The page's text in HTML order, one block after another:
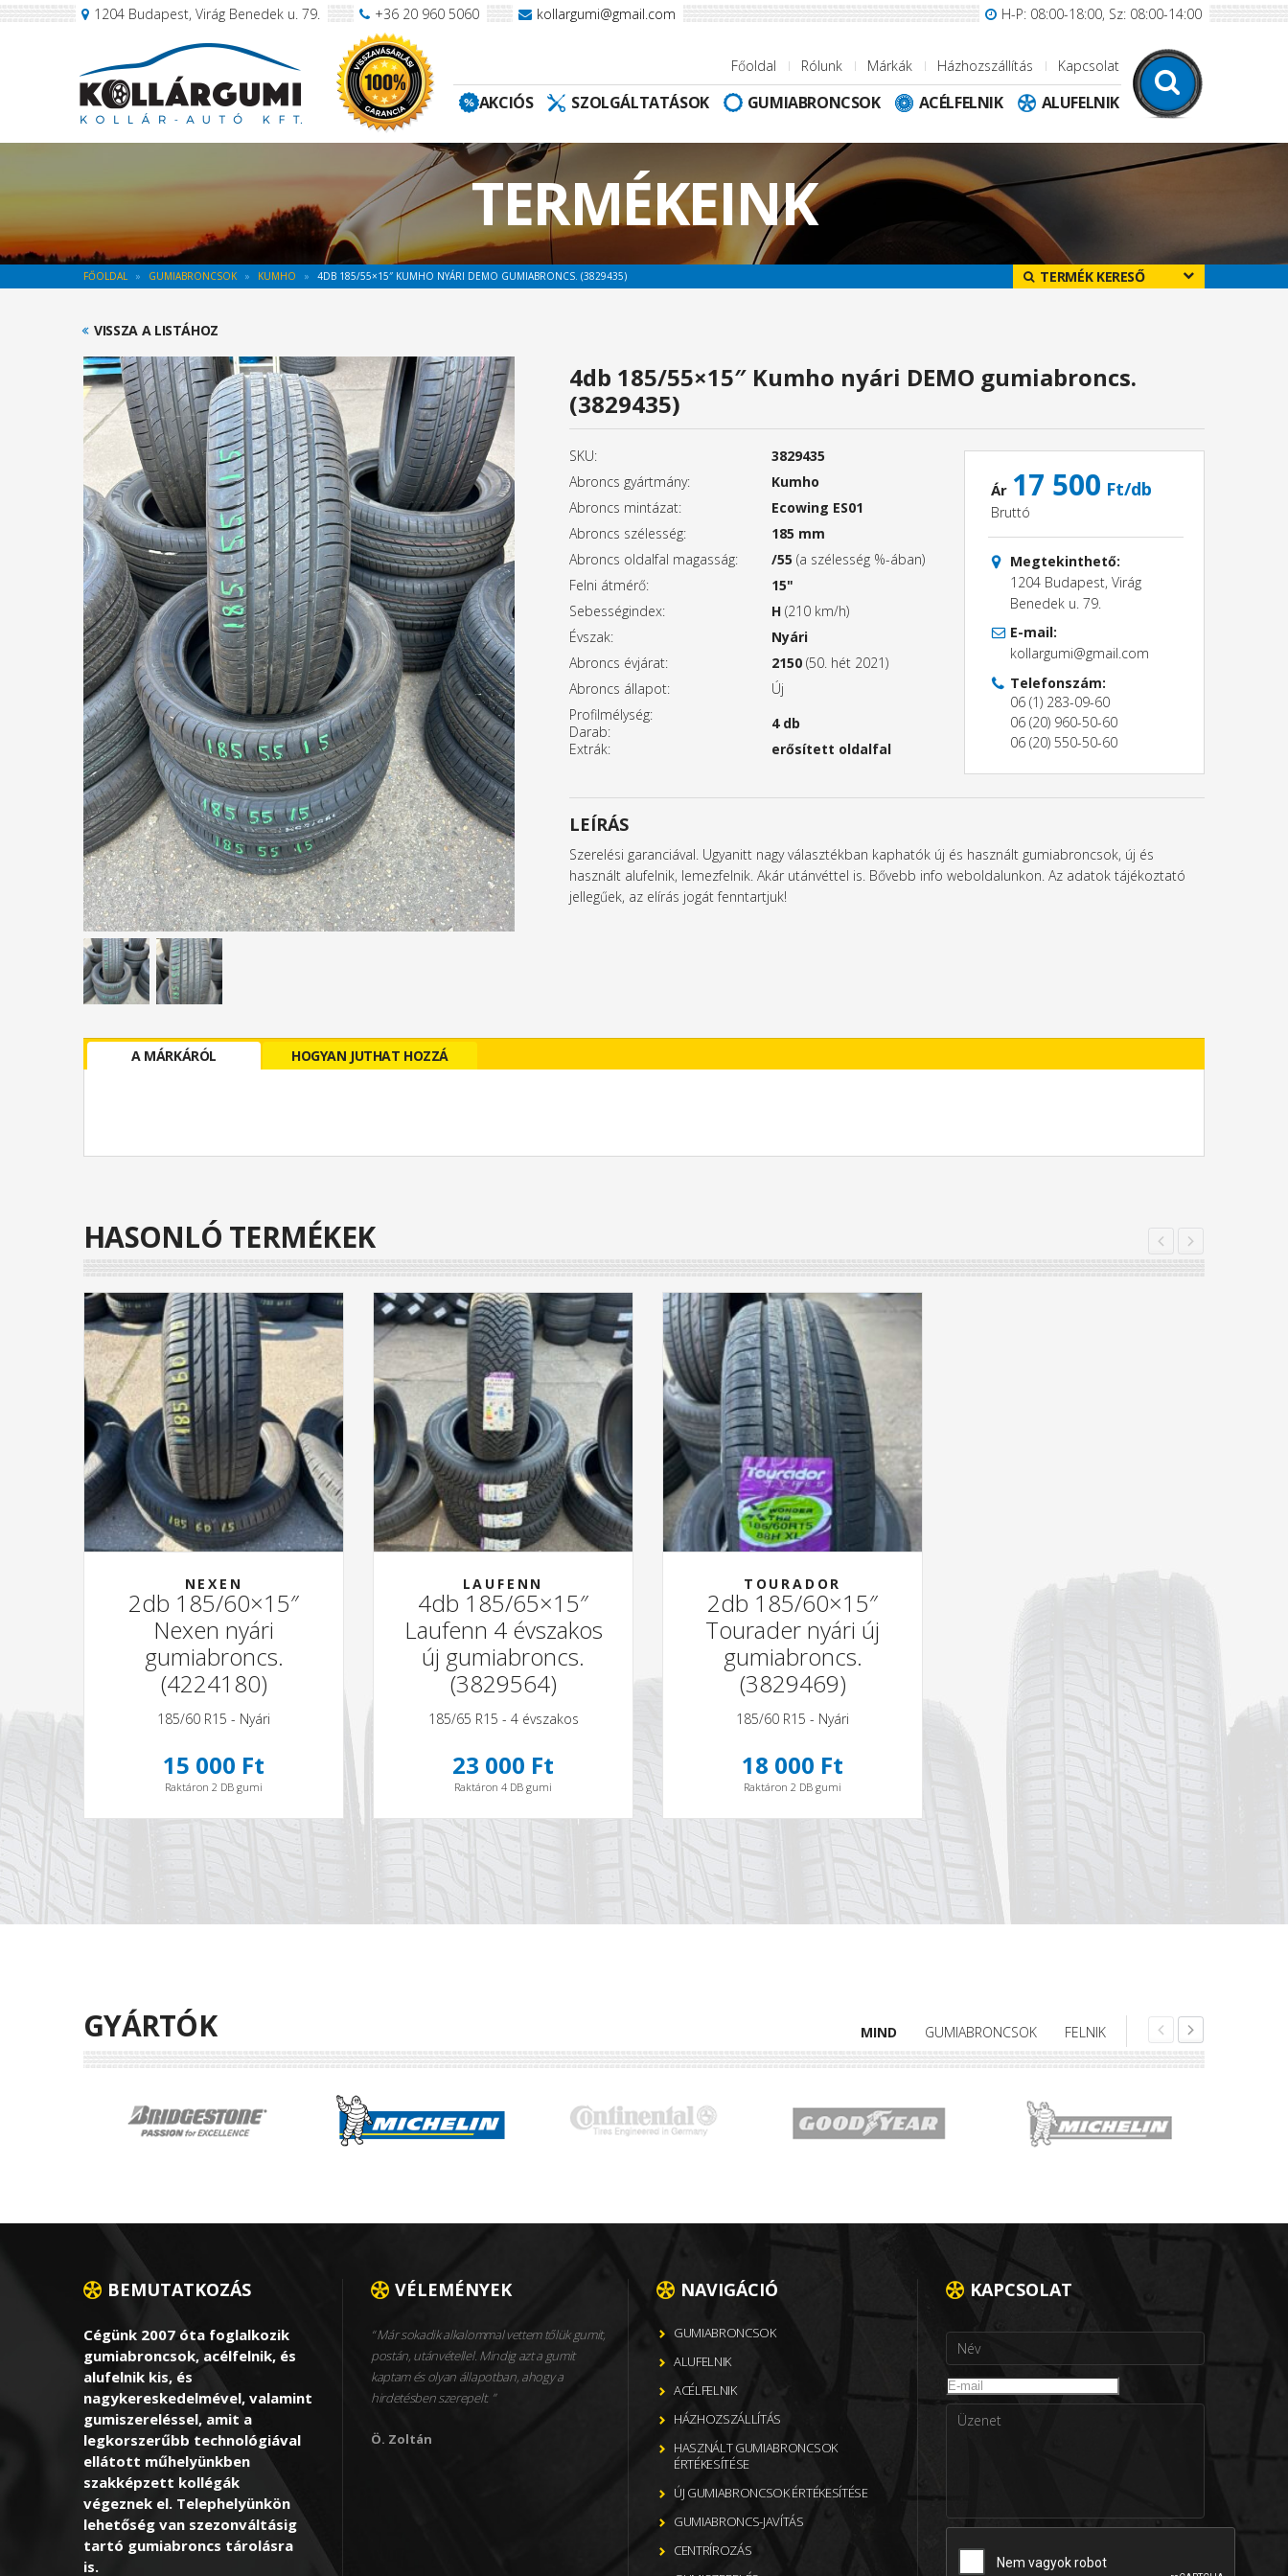
1204 Budapest, Virág Benedek u. 79. +36 20 960 5060 kollargumi@gmail.com H-P: 08:00-18:00, Sz: 08:00-14:00
Főoldal Rólunk Márkák Házhozszállítás Kapcsolat
AKCIÓS SZOLGÁLTATÁSOK GUMIABRONCSOK ACÉLFELNIK ALUFELNIK
TERMÉKEINK
FŐOLDAL GUMIABRONCSOK KUMHO 4DB 185/55×15″ KUMHO NYÁRI DEMO GUMIABRONCS. (3829435) TERMÉK KERESŐ
VISSZA A LISTÁHOZ
4db 185/55×15″ Kumho nyári DEMO gumiabroncs.
(3829435)
SKU:
3829435
Abroncs gyártmány:
Kumho
Abroncs mintázat:
Ecowing ES01
Abroncs szélesség:
185 mm
Abroncs oldalfal magasság:
/55 (a szélesség %-ában)
Felni átmérő:
15"
Sebességindex:
H(210 km/h)
Évszak:
Nyári
Abroncs évjárat:
2150 (50. hét 2021)
Abroncs állapot:
Új
Profilmélység:
Darab:
4 db
Extrák:
erősített oldalfal
Ár 17 500 Ft/db
Bruttó
Megtekinthető:
1204 Budapest, Virág
Benedek u. 79.
E-mail:
kollargumi@gmail.com
Telefonszám:
06 (1) 283-09-60
06 (20) 960-50-60
06 (20) 550-50-60
LEÍRÁS
Szerelési garanciával. Ugyanitt nagy választékban kaphatók új és használt gumiabroncsok, új és
használt alufelnik, lemezfelnik. Akár utánvéttel is. Bővebb info weboldalunkon. Az adatok tájékoztató
jellegűek, az elírás jogát fenntartjuk!
A MÁRKÁRÓL HOGYAN JUTHAT HOZZÁ
HASONLÓ TERMÉKEK
NEXEN
2db 185/60×15″
Nexen nyári
gumiabroncs.
(4224180)
185/60 R15 - Nyári
15 000 Ft
Raktáron 2 DB gumi
LAUFENN
4db 185/65×15″
Laufenn 4 évszakos
új gumiabroncs.
(3829564)
185/65 R15 - 4 évszakos
23 000 Ft
Raktáron 4 DB gumi
TOURADOR
2db 185/60×15″
Tourader nyári új
gumiabroncs.
(3829469)
185/60 R15 - Nyári
18 000 Ft
Raktáron 2 DB gumi
GYÁRTÓK MIND GUMIABRONCSOK FELNIK
BEMUTATKOZÁS
Cégünk 2007 óta foglalkozik
gumiabroncsok, acélfelnik, és
alufelnik kis, és
nagykereskedelmével, valamint
gumiszereléssel, amit a
legkorszerűbb technológiával
ellátott műhelyünkben
szakképzett kollégák
végeznek el. Telephelyünkön
lehetőség van szezonváltásig
tartó gumiabroncs tárolásra
is.
VÉLEMÉNYEK
Már sokadik alkalommal vettem tőlük gumit,
postán, utánvétellel. Mindig azt a gumit
kaptam és olyan állapotban, ahogy a
hirdetésben szerepelt.
Ö. Zoltán
NAVIGÁCIÓ
GUMIABRONCSOK
ALUFELNIK
ACÉLFELNIK
HÁZHOZSZÁLLÍTÁS
HASZNÁLT GUMIABRONCSOK
ÉRTÉKESÍTÉSE
ÚJ GUMIABRONCSOK ÉRTÉKESÍTÉSE
GUMIABRONCS-JAVÍTÁS
CENTRÍROZÁS
KAPCSOLAT